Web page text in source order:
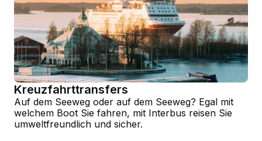
Kreuzfahrttransfers
Auf dem Seeweg oder auf dem Seeweg? Egal mit
welchem Boot Sie fahren, mit Interbus reisen Sie
umweltfreundlich und sicher.